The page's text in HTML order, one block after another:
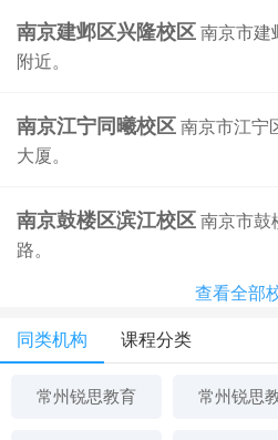
南京建邺区兴隆校区 南京市建
附近。
南京江宁同曦校区 南京市江宁
大厦。
南京鼓楼区滨江校区 南京市鼓
路。
查看全部
同类机构 课程分类
常州锐思教育 常州锐思